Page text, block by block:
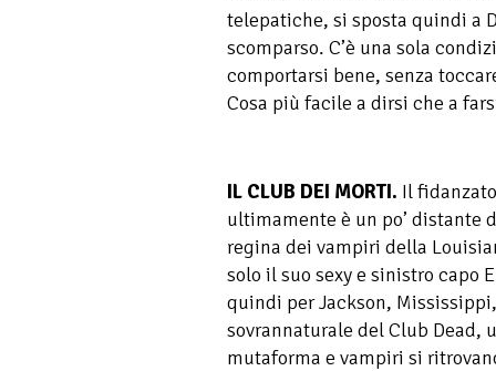
telepatiche, si sposta quindi a
scomparso. C’è una sola
comportarsi bene, senza
Cosa più facile a dirsi che a
IL CLUB DEI MORTI. Il
ultimamente è un po’ distante
regina dei vampiri della
solo il suo sexy e sinistro capo
quindi per Jackson,
sovrannaturale del Club Dead,
mutaforma e vampiri si